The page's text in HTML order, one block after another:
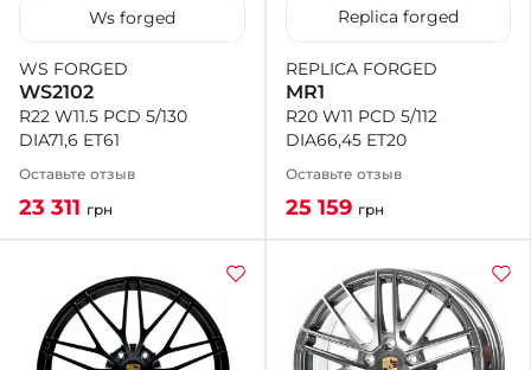
Ws forged
WS FORGED
WS2102
R22 W11.5 PCD 5/130
DIA71,6 ET61
Оставьте отзыв
23 311 грн
Replica forged
REPLICA FORGED
MR1
R20 W11 PCD 5/112
DIA66,45 ET20
Оставьте отзыв
25 159 грн